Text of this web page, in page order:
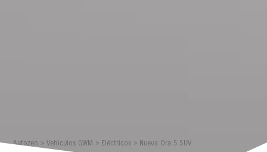
Autozen >Vehiculos GWM > Eléctricos > Nueva Ora 5 SUV